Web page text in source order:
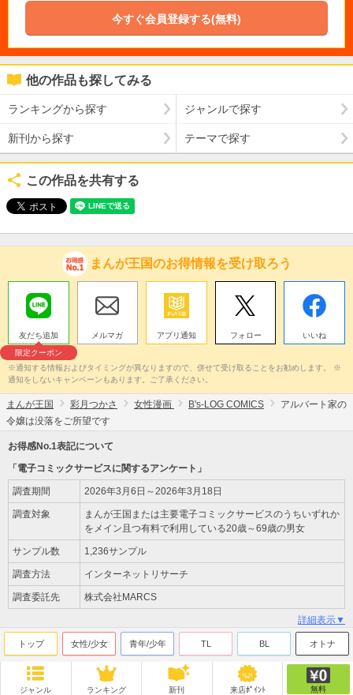
今すぐ会員登録する(無料)
他の作品も探してみる
ランキングから探す ジャンルで探す
新刊から探す テーマで探す
この作品を共有する
まんが王国のお得情報を受け取ろう
友だち追加
限定クーポン
メルマガ アプリ通知 フォロー いいね
※通知する情報およびタイミングが異なりますので、併せて受け取ることをお勧めします。 ※
通知をしないキャンペーンもあります。ご了承ください。
まんが王国 彩月つかさ 女性漫画 B's-LOG COMICS
アルバート家の
令嬢は没落をご所望です
お得感No.1表記について
「電子コミックサービスに関するアンケート」
調査期間 2026年3月6日～2026年3月18日
調査対象
まんが王国または主要電子コミックサービスのうちいずれか
をメイン且つ有料で利用している20歳～69歳の男女
サンプル数 1,236サンプル
調査方法 インターネットリサーチ
調査委託先 株式会社MARCS
詳細表示▼
トップ 女性/少女 青年/少年 TL BL オトナ
ジャンル ランキング 新刊 来店ﾎﾟｲﾝﾄ 無料